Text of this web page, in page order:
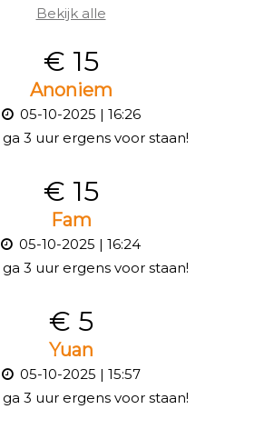
Bekijk alle
€ 15
Anoniem
05-10-2025 | 16:26
ga 3 uur ergens voor staan!
€ 15
Fam
05-10-2025 | 16:24
ga 3 uur ergens voor staan!
€ 5
Yuan
05-10-2025 | 15:57
ga 3 uur ergens voor staan!